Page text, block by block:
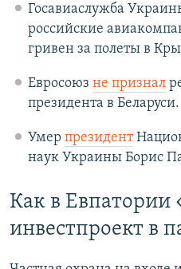
Госавиаслужба
российские
гривен за полеты в
Евросоюз не признал
президента в Беларуси.
Умер президент
наук Украины Борис
Как в Евпатории
инвестпроект в